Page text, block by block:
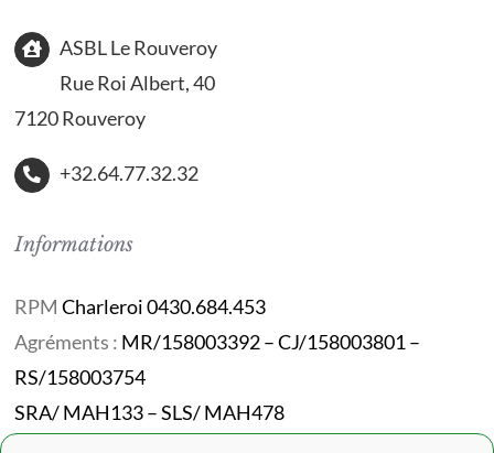
ASBL Le Rouveroy
Rue Roi Albert, 40
7120 Rouveroy
+32.64.77.32.32
Informations
RPM Charleroi 0430.684.453
Agréments : MR/158003392 – CJ/158003801 –
RS/158003754
SRA/ MAH133 – SLS/ MAH478